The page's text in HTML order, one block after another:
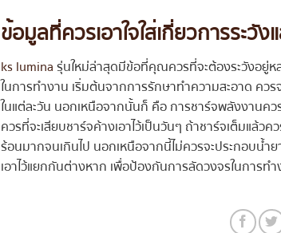
ข้อมูลที่ควรเอาใจใส่เกี่ยวการระวั
ks luminaรุ่นใหม่ล่าสุดมีข้อที่คุณควรที่จะต้องระวังอยู่
ในการทำงาน เริ่มต้นจากการรักษาทำความสะอาด ควร
ในแต่ละวัน นอกเหนือจากนั้นก็ คือ การชาร์จพลังงานค
ควรที่จะเสียบชาร์จค้างเอาไว้เป็นวันๆ ถ้าชาร์จเต็มแล้
ร้อนมากจนเกินไป นอกเหนือจากนี้ไม่ควรจะประกอบน้ำย
เอาไว้แยกกันต่างหาก เพื่อป้องกันการลัดวงจรในการทำ